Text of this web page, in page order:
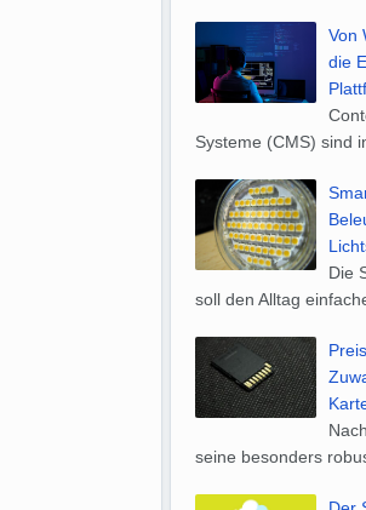
Von
die
Systeme (CMS) sind
Die
soll den Alltag
seine besonders